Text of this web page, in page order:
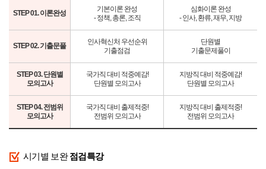
STEP 01. 이론완성
기본이론 완성
- 정책, 총론, 조직
심화이론 완성
- 인사, 환류, 재무, 지방
STEP 02. 기출문풀
인사혁신처 우선순위
기출점검
단원별
기출문제풀이
STEP 03. 단원별
모의고사
국가직 대비 적중예감!
단원별 모의고사
지방직 대비 적중예감!
단원별 모의고사
STEP 04. 전범위
모의고사
국가직 대비 출제적중!
전범위 모의고사
지방직 대비 출제적중!
전범위 모의고사
시기별 보완점검특강